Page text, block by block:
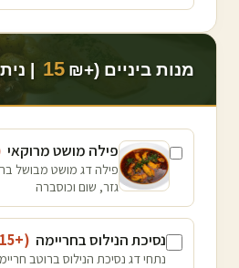
מנות ביניים (+₪ 15
|
פילה מושט מרוקאי
פילה דג מושט מבושל
גזר, שום וכוסברה
נסיכת הנילוס בחריימה (+₪
15
נתחי דג נסיכת הנילוס ברוטב